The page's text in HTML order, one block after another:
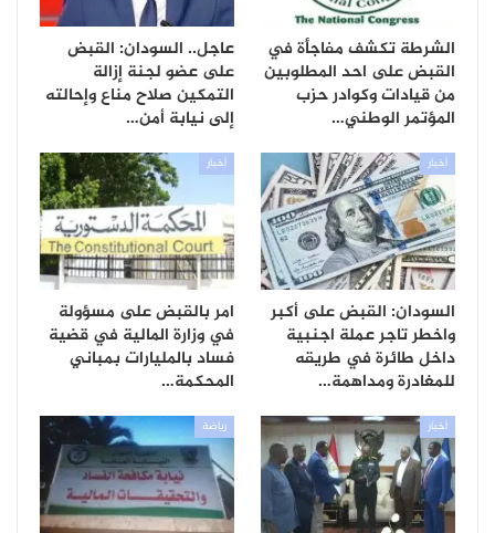
الشرطة تكشف مفاجأة في
القبض على احد المطلوبين
من قيادات وكوادر حزب
المؤتمر الوطني…
عاجل.. السودان: القبض
على عضو لجنة إزالة
التمكين صلاح مناع وإحالته
إلى نيابة أمن…
أخبار
السودان: القبض على أكبر
واخطر تاجر عملة اجنبية
داخل طائرة في طريقه
للمغادرة ومداهمة…
أخبار
امر بالقبض على مسؤولة
في وزارة المالية في قضية
فساد بالمليارات بمباني
المحكمة…
أخبار رياضة